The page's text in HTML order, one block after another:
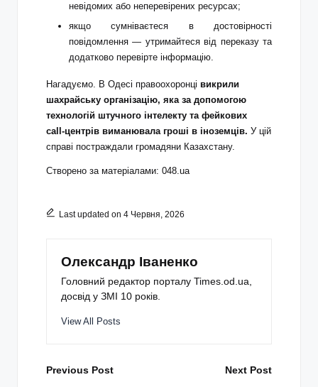
невідомих або неперевірених ресурсах;
якщо сумніваєтеся в достовірності
повідомлення — утримайтеся від переказу та
додатково перевірте інформацію.
Нагадуємо. В Одесі правоохоронці викрили
шахрайську організацію, яка за допомогою
технологій штучного інтелекту та фейкових
call‑центрів виманювала гроші в іноземців. У цій
справі постраждали громадяни Казахстану.
Створено за матеріалами: 048.ua
Last updated on 4 Червня, 2026
Олександр Іваненко
Головний редактор порталу Times.od.ua,
досвід у ЗМІ 10 років.
View All Posts
Post
Previous Post Next Post